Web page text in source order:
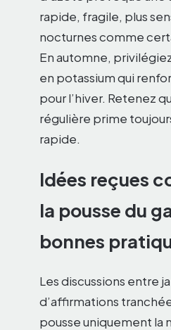
rapide, fragile, plus
nocturnes comme
En automne,
en potassium qui
pour l’hiver. Retenez
régulière prime
rapide.
Idées reçues
la pousse du
bonnes
Les discussions entre
d’affirmations
pousse uniquement la